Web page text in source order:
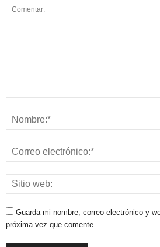
Guarda mi nombre, correo electrónico y
próxima vez que comente.